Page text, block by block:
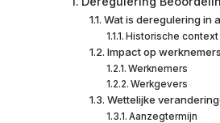
Wat is deregulering in
Historische context
Impact op
Werknemers
Werkgevers
Wettelijke
Aanzegtermijn